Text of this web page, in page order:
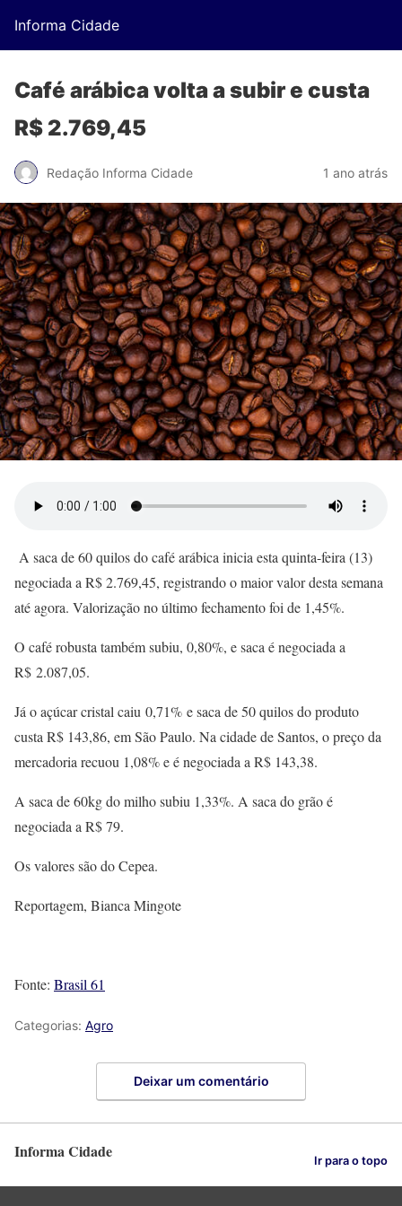
Informa Cidade
Café arábica volta a subir e custa
R$ 2.769,45
Redação Informa Cidade 1 ano atrás
A saca de 60 quilos do café arábica inicia esta quinta-feira (13)
negociada a R$ 2.769,45, registrando o maior valor desta semana
até agora. Valorização no último fechamento foi de 1,45%.
O café robusta também subiu, 0,80%, e saca é negociada a
R$ 2.087,05.
Já o açúcar cristal caiu 0,71% e saca de 50 quilos do produto
custa R$ 143,86, em São Paulo. Na cidade de Santos, o preço da
mercadoria recuou 1,08% e é negociada a R$ 143,38.
A saca de 60kg do milho subiu 1,33%. A saca do grão é
negociada a R$ 79.
Os valores são do Cepea.
Reportagem, Bianca Mingote
Fonte: Brasil 61
Categorias: Agro
Deixar um comentário
Informa Cidade Ir para o topo